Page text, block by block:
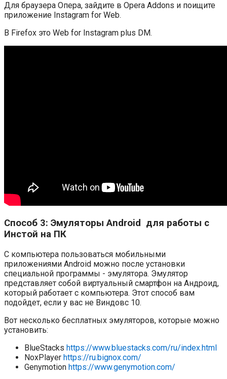
Для браузера Опера, зайдите в Opera Addons и поищите
приложение Instagram for Web.
В Firefox это Web for Instagram plus DM.
Способ 3: Эмуляторы Android для работы с
Инстой на ПК
С компьютера пользоваться мобильными
приложениями Android можно после установки
специальной программы - эмулятора. Эмулятор
представляет собой виртуальный смартфон на Андроид,
который работает с компьютера. Этот способ вам
подойдет, если у вас не Виндовс 10.
Вот несколько бесплатных эмуляторов, которые можно
установить:
BlueStacks https://www.bluestacks.com/ru/index.html
NoxPlayer https://ru.bignox.com/
Genymotion https://www.genymotion.com/